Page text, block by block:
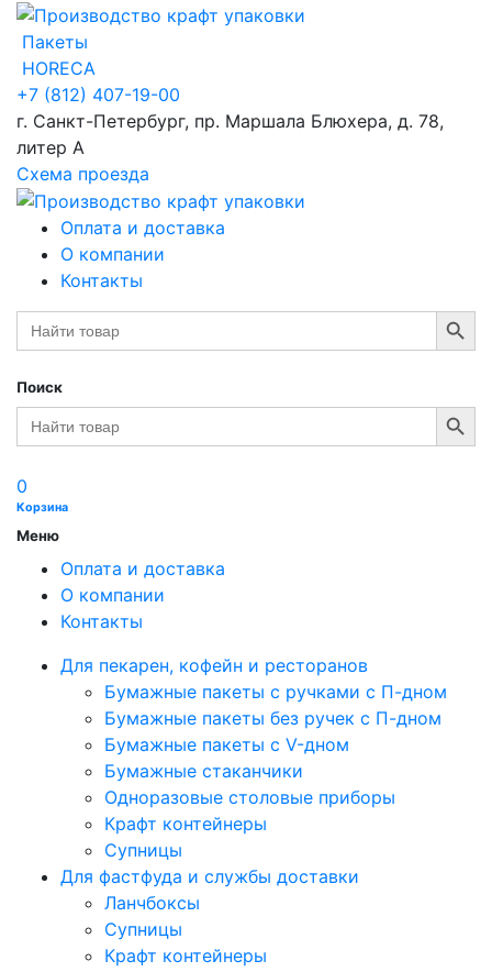
Пакеты
HORECA
+7 (812) 407-19-00
г. Санкт-Петербург, пр. Маршала Блюхера, д. 78,
литер А
Схема проезда
Оплата и доставка
О компании
Контакты
Search
for:
Search Button
Поиск
Search
for:
Search Button
0
Корзина
Меню
Оплата и доставка
О компании
Контакты
Для пекарен, кофейн и ресторанов
Бумажные пакеты с ручками с П-дном
Бумажные пакеты без ручек с П-дном
Бумажные пакеты с V-дном
Бумажные стаканчики
Одноразовые столовые приборы
Крафт контейнеры
Супницы
Для фастфуда и службы доставки
Ланчбоксы
Супницы
Крафт контейнеры